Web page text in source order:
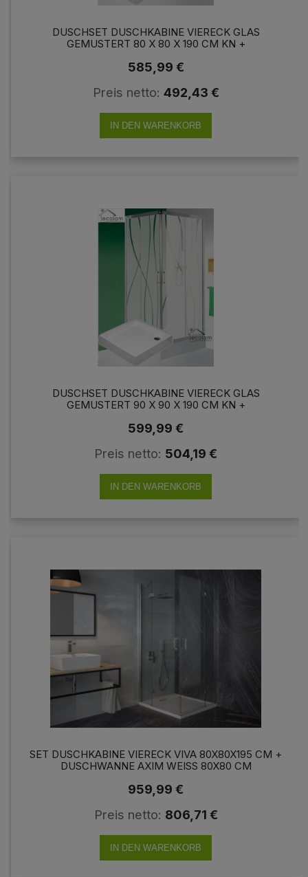
DUSCHSET DUSCHKABINE VIERECK GLAS
GEMUSTERT 80 X 80 X 190 CM KN +
585,99 €
Preis netto: 492,43 €
IN DEN WARENKORB
DUSCHSET DUSCHKABINE VIERECK GLAS
GEMUSTERT 90 X 90 X 190 CM KN +
599,99 €
Preis netto: 504,19 €
IN DEN WARENKORB
SET DUSCHKABINE VIERECK VIVA 80X80X195 CM +
DUSCHWANNE AXIM WEISS 80X80 CM D
959,99 €
Preis netto: 806,71 €
IN DEN WARENKORB